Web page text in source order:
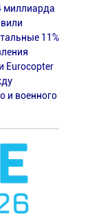
миллиарда
11%
Eurocopter
и военного